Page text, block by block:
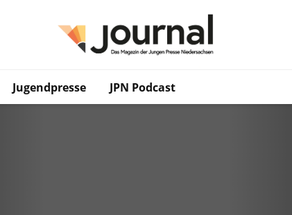
Jugendpresse JPN Podcast